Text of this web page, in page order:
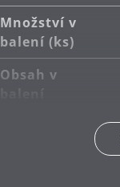
Množství v
balení (ks)
Obsah v